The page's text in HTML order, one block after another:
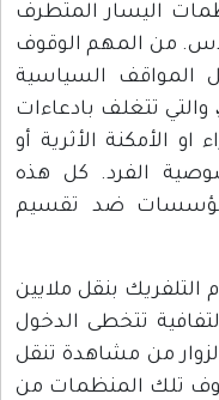
اليسار المتطرف
من المهم الوقوف
المواقف السياسية
والتي تتغلف بادعاءات
الأمكنة الأثرية أو
الفرد. كل هذه
ضد تقسيم
التلفريك بنقل ملايين
تتخطى الدخول
من مشاهدة تنقل
تلك المنظمات من